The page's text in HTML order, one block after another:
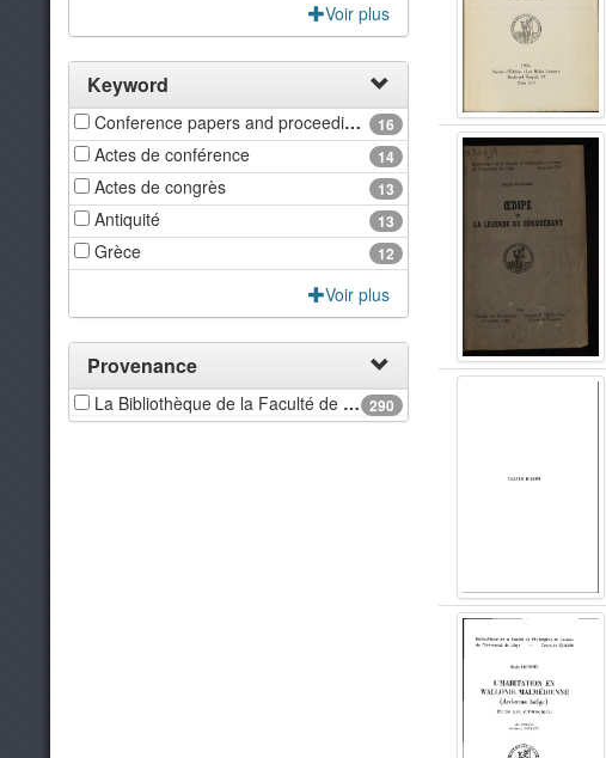
Voir plus
Keyword
16
Conference papers and proceedings.
14
Actes de conférence
13
Actes de congrès
13
Antiquité
12
Grèce
Voir plus
Provenance
290
La Bibliothèque de la Faculté de Philosophie et Lettres de l'université de Liège